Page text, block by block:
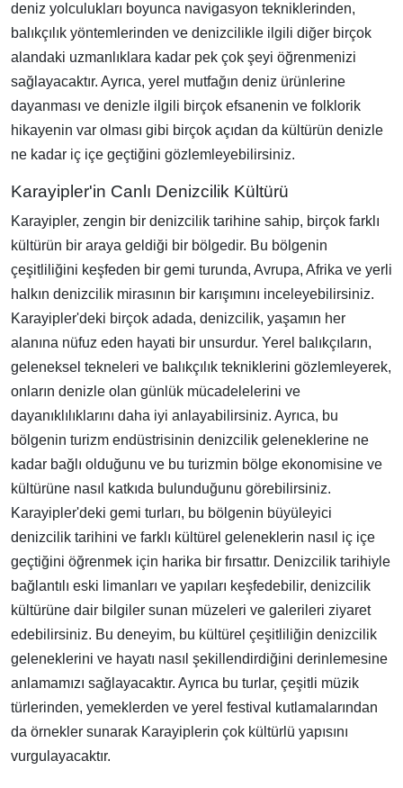
deniz yolculukları boyunca navigasyon tekniklerinden,
balıkçılık yöntemlerinden ve denizcilikle ilgili diğer birçok
alandaki uzmanlıklara kadar pek çok şeyi öğrenmenizi
sağlayacaktır. Ayrıca, yerel mutfağın deniz ürünlerine
dayanması ve denizle ilgili birçok efsanenin ve folklorik
hikayenin var olması gibi birçok açıdan da kültürün denizle
ne kadar iç içe geçtiğini gözlemleyebilirsiniz.
Karayipler'in Canlı Denizcilik Kültürü
Karayipler, zengin bir denizcilik tarihine sahip, birçok farklı
kültürün bir araya geldiği bir bölgedir. Bu bölgenin
çeşitliliğini keşfeden bir gemi turunda, Avrupa, Afrika ve yerli
halkın denizcilik mirasının bir karışımını inceleyebilirsiniz.
Karayipler'deki birçok adada, denizcilik, yaşamın her
alanına nüfuz eden hayati bir unsurdur. Yerel balıkçıların,
geleneksel tekneleri ve balıkçılık tekniklerini gözlemleyerek,
onların denizle olan günlük mücadelelerini ve
dayanıklılıklarını daha iyi anlayabilirsiniz. Ayrıca, bu
bölgenin turizm endüstrisinin denizcilik geleneklerine ne
kadar bağlı olduğunu ve bu turizmin bölge ekonomisine ve
kültürüne nasıl katkıda bulunduğunu görebilirsiniz.
Karayipler'deki gemi turları, bu bölgenin büyüleyici
denizcilik tarihini ve farklı kültürel geleneklerin nasıl iç içe
geçtiğini öğrenmek için harika bir fırsattır. Denizcilik tarihiyle
bağlantılı eski limanları ve yapıları keşfedebilir, denizcilik
kültürüne dair bilgiler sunan müzeleri ve galerileri ziyaret
edebilirsiniz. Bu deneyim, bu kültürel çeşitliliğin denizcilik
geleneklerini ve hayatı nasıl şekillendirdiğini derinlemesine
anlamamızı sağlayacaktır. Ayrıca bu turlar, çeşitli müzik
türlerinden, yemeklerden ve yerel festival kutlamalarından
da örnekler sunarak Karayiplerin çok kültürlü yapısını
vurgulayacaktır.